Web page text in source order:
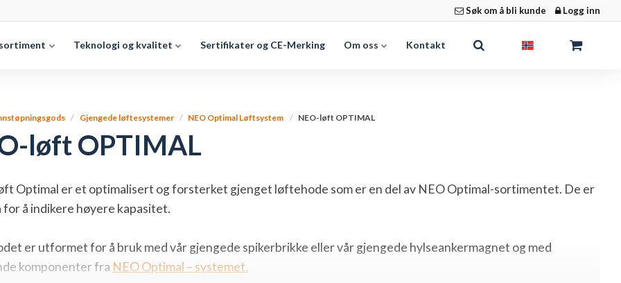
Søk om å bli kunde Logg inn
Teknologi og kvalitet Sertifikater og CE-Merking Om oss Kontakt
Gjengede løftesystemer NEO Optimal Løftsystem NEO-løft OPTIMAL
løft OPTIMAL
Optimal er et optimalisert og forsterket gjenget løftehode som er en del av NEO Optimal-sortimentet. De er
for å indikere høyere kapasitet.
er utformet for å bruk med vår gjengede spikerbrikke eller vår gjengede hylseankermagnet og med
komponenter fra NEO Optimal – systemet.